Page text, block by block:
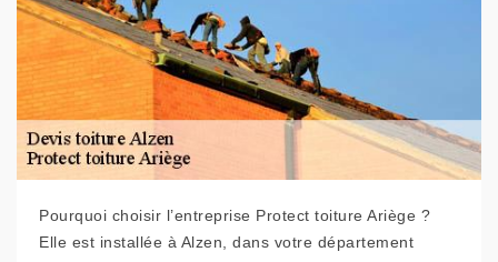
Pourquoi choisir l’entreprise Protect toiture Ariège ?
Elle est installée à Alzen, dans votre département